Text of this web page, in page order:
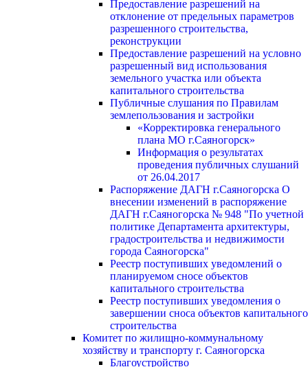
Предоставление разрешений на
отклонение от предельных параметров
разрешенного строительства,
реконструкции
Предоставление разрешений на условно
разрешенный вид использования
земельного участка или объекта
капитального строительства
Публичные слушания по Правилам
землепользования и застройки
«Корректировка генерального
плана МО г.Саяногорск»
Информация о результатах
проведения публичных слушаний
от 26.04.2017
Распоряжение ДАГН г.Саяногорска О
внесении изменений в распоряжение
ДАГН г.Саяногорска № 948 "По учетной
политике Департамента архитектуры,
градостроительства и недвижимости
города Саяногорска"
Реестр поступивших уведомлений о
планируемом сносе объектов
капитального строительства
Реестр поступивших уведомления о
завершении сноса объектов капитального
строительства
Комитет по жилищно-коммунальному
хозяйству и транспорту г. Саяногорска
Благоустройство